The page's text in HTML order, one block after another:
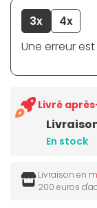
3x
4x
Une erreur
En stock
Livré
Livraison en
200 euros